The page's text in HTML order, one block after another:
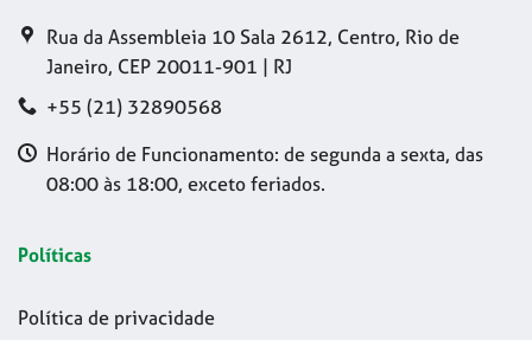
Rua da Assembleia 10 Sala 2612, Centro, Rio de
Janeiro, CEP 20011-901 | RJ
+55 (21) 32890568
Horário de Funcionamento: de segunda a sexta, das
08:00 às 18:00, exceto feriados.
Políticas
Política de privacidade